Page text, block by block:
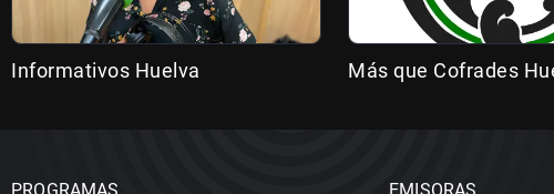
Informativos Huelva Más que Cofrades